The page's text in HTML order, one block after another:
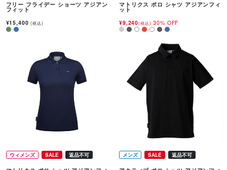
フリー フライデー ショーツ アジアン
フィット
¥15,400(税込)
マトリクス ポロ シャツ アジアンフィ
ット
¥9,240(税込) 30% OFF
ウィメンズ SALE 返品不可 メンズ SALE 返品不可